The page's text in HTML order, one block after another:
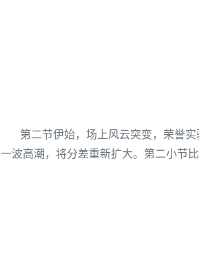
第二节伊始，场上风云突变，荣誉
一波高潮，将分差重新扩大。第二小节